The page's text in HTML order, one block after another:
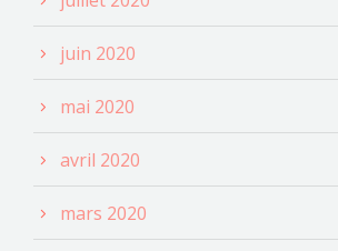
juin 2020
mai 2020
avril 2020
mars 2020